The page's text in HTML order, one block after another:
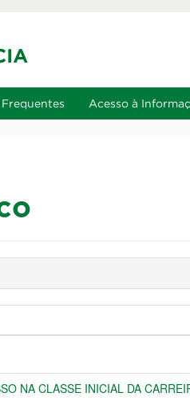
Acesso à
NA CLASSE INICIAL DA